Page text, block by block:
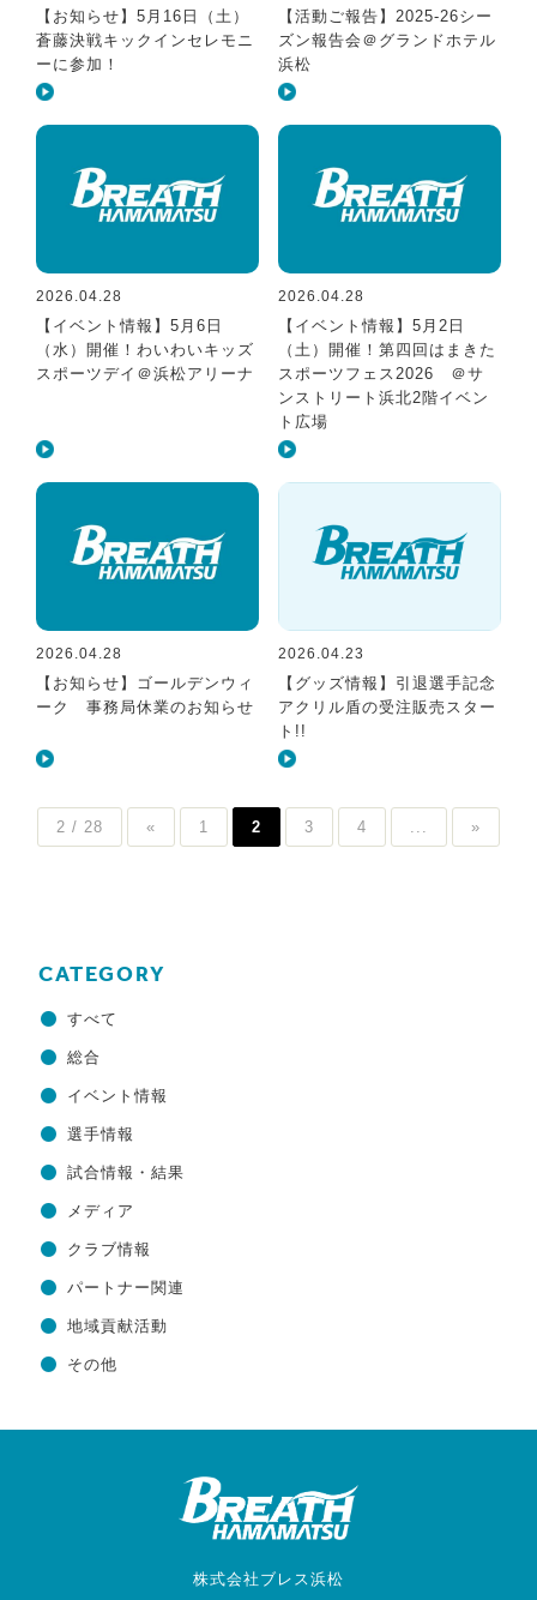
【お知らせ】5月16日（土）
蒼藤決戦キックインセレモニ
ーに参加！
【活動ご報告】2025‐26シー
ズン報告会＠グランドホテル
浜松
2026.04.28
【イベント情報】5月6日
（水）開催！わいわいキッズ
スポーツデイ＠浜松アリーナ
2026.04.28
【イベント情報】5月2日
（土）開催！第四回はまきた
スポーツフェス2026 ＠サ
ンストリート浜北2階イベン
ト広場
2026.04.28
【お知らせ】ゴールデンウィ
ーク 事務局休業のお知らせ
2026.04.23
【グッズ情報】引退選手記念
アクリル盾の受注販売スター
ト!!
2 / 28 « 1 2 3 4 »
CATEGORY
すべて
総合
イベント情報
選手情報
試合情報・結果
メディア
クラブ情報
パートナー関連
地域貢献活動
その他
株式会社ブレス浜松